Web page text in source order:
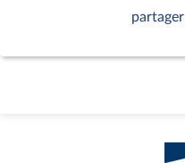
partager